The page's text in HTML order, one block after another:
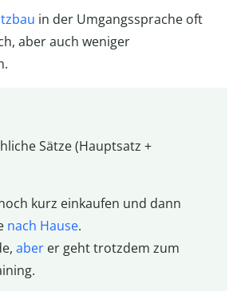
in der Umgangssprache oft
aber auch weniger
Sätze (Hauptsatz +
kurz einkaufen und dann
nach Hause.
aberer geht trotzdem zum